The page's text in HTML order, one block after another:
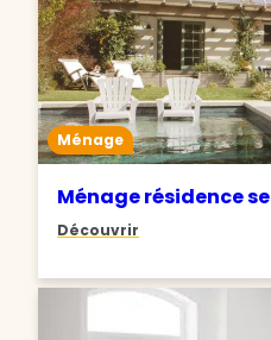
Ménage
Ménage résidence
Découvrir